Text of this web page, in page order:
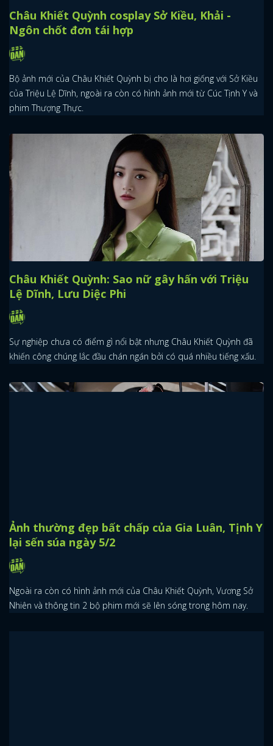
Châu Khiết Quỳnh cosplay Sở Kiều, Khải -
Ngôn chốt đơn tái hợp
Bộ ảnh mới của Châu Khiết Quỳnh bị cho là hơi giống với Sở Kiều
của Triệu Lệ Dĩnh, ngoài ra còn có hình ảnh mới từ Cúc Tịnh Y và
phim Thượng Thực.
Châu Khiết Quỳnh: Sao nữ gây hấn với Triệu
Lệ Dĩnh, Lưu Diệc Phi
Sự nghiệp chưa có điểm gì nổi bật nhưng Châu Khiết Quỳnh đã
khiến công chúng lắc đầu chán ngán bởi có quá nhiều tiếng xấu.
Ảnh thường đẹp bất chấp của Gia Luân, Tịnh Y
lại sến súa ngày 5/2
Ngoài ra còn có hình ảnh mới của Châu Khiết Quỳnh, Vương Sở
Nhiên và thông tin 2 bộ phim mới sẽ lên sóng trong hôm nay.